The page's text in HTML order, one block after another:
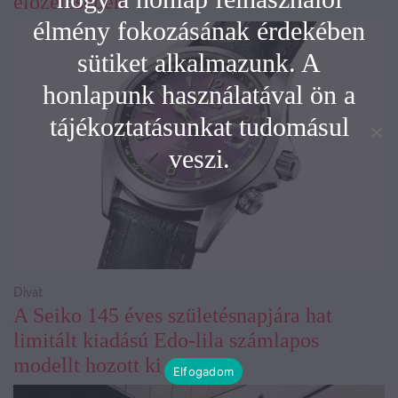
A Seiko 145 éves születésnapjára hat
limitált kiadású Edo-lila számlapos
modellt hozott ki
Divat
élmény fokozásának érdekében
sütiket alkalmazunk. A
honlapunk használatával ön a
tájékoztatásunkat tudomásul
veszi.
Elfogadom